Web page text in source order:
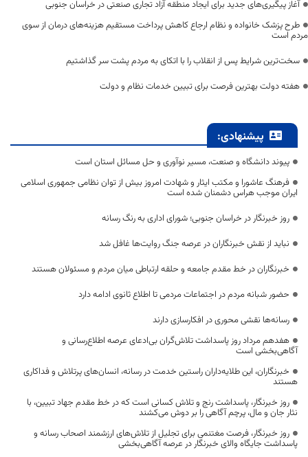
آغاز پیگیری‌های جدید برای ایجاد منطقه آزاد تجاری صنعتی در خراسان جنوبی
طرح پزشک خانواده و نظام ارجاع کاهش پرداخت مستقیم هزینه‌های درمان از سوی
مردم است
سخت‌ترین شرایط پس از انقلاب را با اتکای به مردم پشت سر گذاشتیم
هفته دولت بهترین فرصت برای تبیین خدمات نظام و دولت
پیشنهادی:
پیوند دانشگاه و صنعت، مسیر نوآوری و حل مسائل استان است
فرهنگ عاشورا و مکتب ایثار و شهادت امروز بیش از توان نظامی جمهوری اسلامی
ایران موجب هراس دشمنان شده است
روز خبرنگار در خراسان جنوبی؛ شورای اداری به رنگ رسانه
نباید از نقش خبرنگاران در عرصه جنگ روایت‌ها غافل شد
خبرنگاران در خط مقدم جامعه و حلقه ارتباطی میان مردم و مسئولان هستند
حضور شبانه مردم در اجتماعات مردمی تا اطلاع ثانوی ادامه دارد
رسانه‌ها نقشی محوری در افکارسازی دارند
هفدهم مرداد روز پاسداشت تلاش‌گران بی‌ادعای عرصه اطلاع‌رسانی و
آگاهی‌بخشی است
خبرنگاران، این طلایه‌داران راستین خدمت در رسانه، انسان‌های پرتلاش و فداکاری
هستند
روز خبرنگار، پاسداشت رنج و تلاش کسانی است که در خط مقدم جهاد تبیین، با
نثار جان و مال، پرچم آگاهی را بر دوش می‌کشند
روز خبرنگار، فرصت مغتنمی برای تجلیل از تلاش‌های ارزشمند اصحاب رسانه و
پاسداشت جایگاه والای خبرنگار در عرصه آگاهی‌بخشی